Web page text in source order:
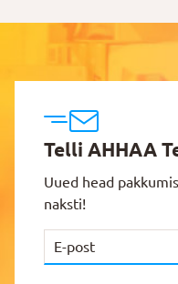
Telli AHHAA
Uued head
naksti!